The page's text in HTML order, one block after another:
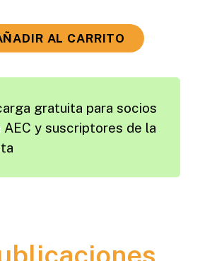
AL CARRITO
gratuita para socios
AEC y suscriptores de la